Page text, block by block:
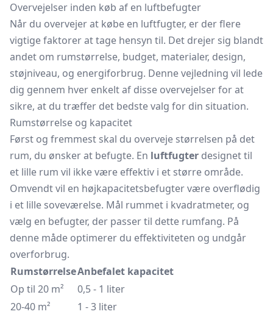
Overvejelser inden køb af en luftbefugter
Når du overvejer at købe en luftfugter, er der flere
vigtige faktorer at tage hensyn til. Det drejer sig blandt
andet om rumstørrelse, budget, materialer, design,
støjniveau, og energiforbrug. Denne vejledning vil lede
dig gennem hver enkelt af disse overvejelser for at
sikre, at du træffer det bedste valg for din situation.
Rumstørrelse og kapacitet
Først og fremmest skal du overveje størrelsen på det
rum, du ønsker at befugte. En luftfugter designet til
et lille rum vil ikke være effektiv i et større område.
Omvendt vil en højkapacitetsbefugter være overflødig
i et lille soveværelse. Mål rummet i kvadratmeter, og
vælg en befugter, der passer til dette rumfang. På
denne måde optimerer du effektiviteten og undgår
overforbrug.
RumstørrelseAnbefalet kapacitet
Op til 20 m²
0,5 - 1 liter
20-40 m²
1 - 3 liter